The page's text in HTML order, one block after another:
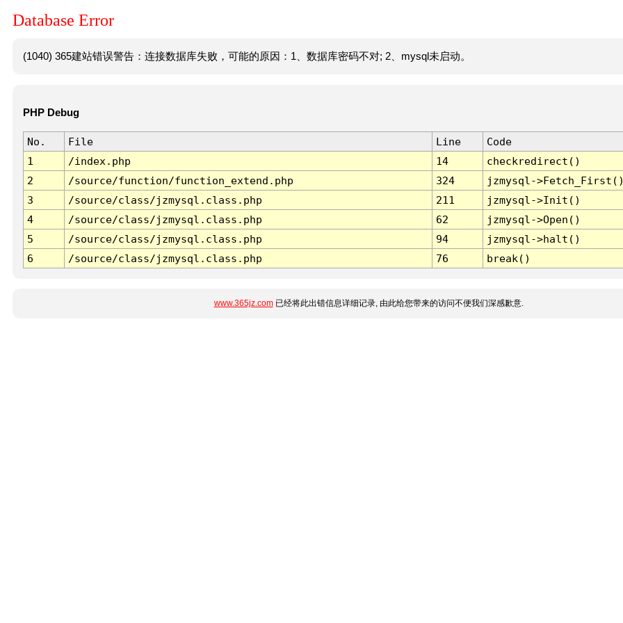
Database Error
(1040) 365建站错误警告：连接数据库失败，可能的原因：1、数据库密码不对; 2、mysql未启动。
PHP Debug
No. File Line
Code
1
/index.php 14
checkredirect()
2
/source/function/function_extend.php 324
jzmysql-
3
/source/class/jzmysql.class.php 211
jzmysql->Init()
4
/source/class/jzmysql.class.php 62
jzmysql->Open()
5
/source/class/jzmysql.class.php 94
jzmysql->halt()
6
/source/class/jzmysql.class.php 76 break()
www.365jz.com已经将此出错信息详细记录, 由此给您带来的访问不便我们深感歉意.